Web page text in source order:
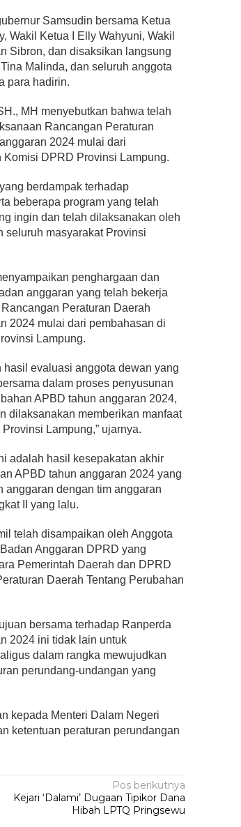
Samsudin bersama Ketua
Wakil Ketua I Elly Wahyuni, Wakil
Sibron, dan disaksikan langsung
Malinda, dan seluruh anggota
para hadirin.
MH menyebutkan bahwa telah
Rancangan Peraturan
2024 mulai dari
DPRD Provinsi Lampung.
berdampak terhadap
beberapa program yang telah
ingin dan telah dilaksanakan oleh
seluruh masyarakat Provinsi
penghargaan dan
anggaran yang telah bekerja
Peraturan Daerah
2024 mulai dari pembahasan di
Lampung.
hasil evaluasi anggota dewan yang
dalam proses penyusunan
APBD tahun anggaran 2024,
dilaksanakan memberikan manfaat
Lampung,” ujarnya.
adalah hasil kesepakatan akhir
APBD tahun anggaran 2024 yang
dengan tim anggaran
II yang lalu.
telah disampaikan oleh Anggota
Anggaran DPRD yang
Pemerintah Daerah dan DPRD
Daerah Tentang Perubahan
bersama terhadap Ranperda
2024 ini tidak lain untuk
dalam rangka mewujudkan
perundang-undangan yang
kepada Menteri Dalam Negeri
ketentuan peraturan perundangan
Pos berikutnya
Kejari ‘Dalami’ Dugaan Tipikor Dana
Hibah LPTQ Pringsewu